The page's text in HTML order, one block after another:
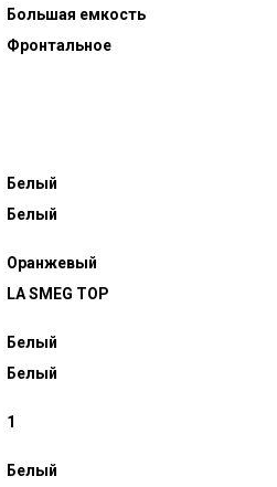
Большая емкость
Фронтальное
Белый
Белый
Оранжевый
LA SMEG TOP
Белый
Белый
1
Белый